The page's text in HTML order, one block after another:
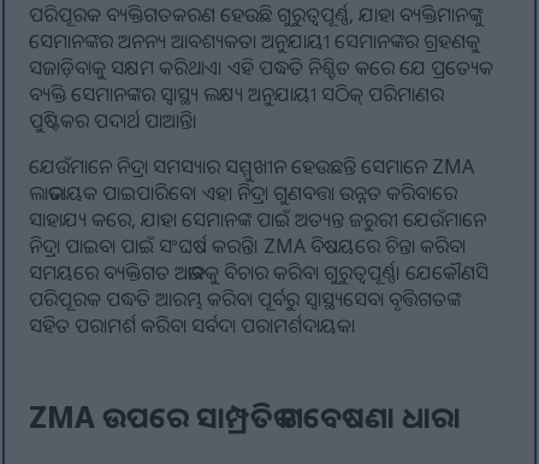
ପରିପୂରକ ବ୍ୟକ୍ତିଗତକରଣ ହେଉଛି ଗୁରୁତ୍ୱପୂର୍ଣ୍ଣ, ଯାହା ବ୍ୟକ୍ତିମାନଙ୍କୁ
ସେମାନଙ୍କର ଅନନ୍ୟ ଆବଶ୍ୟକତା ଅନୁଯାୟୀ ସେମାନଙ୍କର ଗ୍ରହଣକୁ
ସଜାଡ଼ିବାକୁ ସକ୍ଷମ କରିଥାଏ। ଏହି ପଦ୍ଧତି ନିଶ୍ଚିତ କରେ ଯେ ପ୍ରତ୍ୟେକ
ବ୍ୟକ୍ତି ସେମାନଙ୍କର ସ୍ୱାସ୍ଥ୍ୟ ଲକ୍ଷ୍ୟ ଅନୁଯାୟୀ ସଠିକ୍ ପରିମାଣର
ପୁଷ୍ଟିକର ପଦାର୍ଥ ପାଆନ୍ତି।
ଯେଉଁମାନେ ନିଦ୍ରା ସମସ୍ୟାର ସମ୍ମୁଖୀନ ହେଉଛନ୍ତି ସେମାନେ ZMA
ଲାଭଦାୟକ ପାଇପାରିବେ। ଏହା ନିଦ୍ରା ଗୁଣବତ୍ତା ଉନ୍ନତ କରିବାରେ
ସାହାଯ୍ୟ କରେ, ଯାହା ସେମାନଙ୍କ ପାଇଁ ଅତ୍ୟନ୍ତ ଜରୁରୀ ଯେଉଁମାନେ
ନିଦ୍ରା ପାଇବା ପାଇଁ ସଂଘର୍ଷ କରନ୍ତି। ZMA ବିଷୟରେ ଚିନ୍ତା କରିବା
ସମୟରେ ବ୍ୟକ୍ତିଗତ ଅଭାବକୁ ବିଚାର କରିବା ଗୁରୁତ୍ୱପୂର୍ଣ୍ଣ। ଯେକୌଣସି
ପରିପୂରକ ପଦ୍ଧତି ଆରମ୍ଭ କରିବା ପୂର୍ବରୁ ସ୍ୱାସ୍ଥ୍ୟସେବା ବୃତ୍ତିଗତଙ୍କ
ସହିତ ପରାମର୍ଶ କରିବା ସର୍ବଦା ପରାମର୍ଶଦାୟକ।
ZMA ଉପରେ ସାମ୍ପ୍ରତିକ ଗବେଷଣା ଧାରା